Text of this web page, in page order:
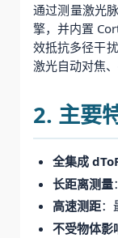
通过测量激光
擎，并内置
效抵抗多径干
激光自动对焦
2. 主要
全集成
长距离测量
高速测距：
不受物体影